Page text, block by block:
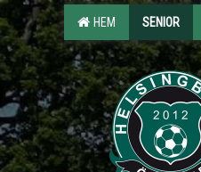
HEM SENIOR